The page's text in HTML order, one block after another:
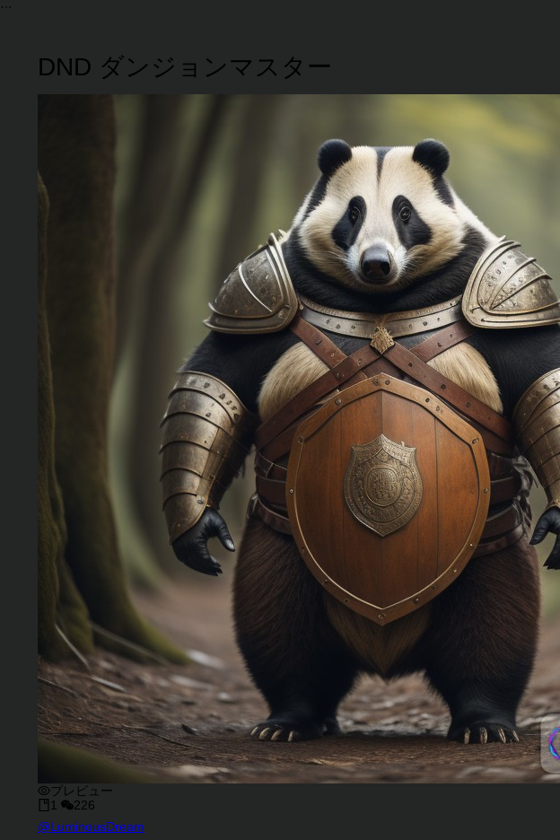
DND ダンジョンマスター
プレビュー
1
226
キャラクタークリエイター
@LuminousDream